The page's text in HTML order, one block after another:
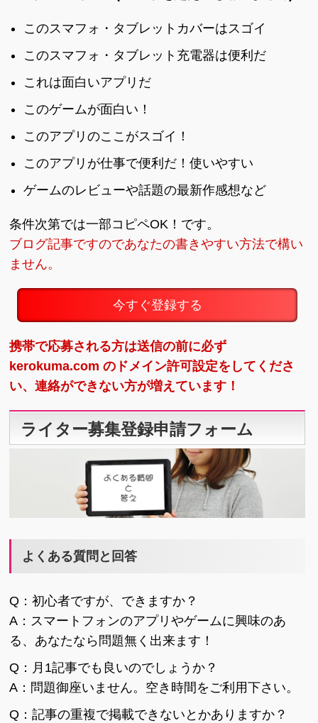
このスマフォ・タブレットカバーはスゴイ
このスマフォ・タブレット充電器は便利だ
これは面白いアプリだ
このゲームが面白い！
このアプリのここがスゴイ！
このアプリが仕事で便利だ！使いやすい
ゲームのレビューや話題の最新作感想など
条件次第では一部コピペOK！です。
ブログ記事ですのであなたの書きやすい方法で構い
ません。
今すぐ登録する
携帯で応募される方は送信の前に必ず
kerokuma.com のドメイン許可設定をしてくださ
い、連絡ができない方が増えています！
ライター募集登録申請フォーム
よくある質問と回答
Q：初心者ですが、できますか？
A：スマートフォンのアプリやゲームに興味のあ
る、あなたなら問題無く出来ます！
Q：月1記事でも良いのでしょうか？
A：問題御座いません。空き時間をご利用下さい。
Q：記事の重複で掲載できないとかありますか？